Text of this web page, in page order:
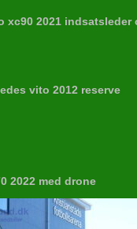
xc90 2021 indsatsleder
vito 2012 reserve
2022 med drone